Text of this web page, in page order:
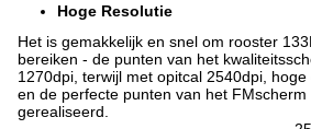
Hoge Resolutie
Het is gemakkelijk en snel om rooster
bereiken - de punten van het
1270dpi, terwijl met opitcal 2540dpi,
en de perfecte punten van het FMscherm
gerealiseerd.